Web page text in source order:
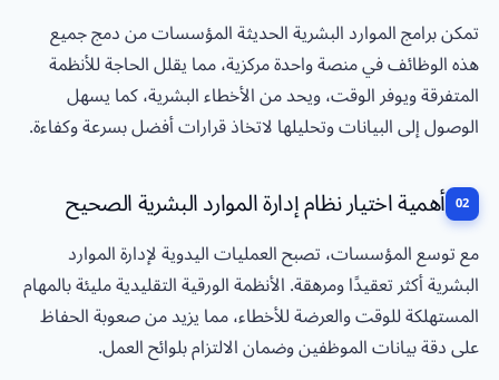
تمكن برامج الموارد البشرية الحديثة المؤسسات من دمج جميع
هذه الوظائف في منصة واحدة مركزية، مما يقلل الحاجة للأنظمة
المتفرقة ويوفر الوقت، ويحد من الأخطاء البشرية، كما يسهل
الوصول إلى البيانات وتحليلها لاتخاذ قرارات أفضل بسرعة وكفاءة.
أهمية اختيار نظام إدارة الموارد البشرية الصحيح
مع توسع المؤسسات، تصبح العمليات اليدوية لإدارة الموارد
البشرية أكثر تعقيدًا ومرهقة. الأنظمة الورقية التقليدية مليئة بالمهام
المستهلكة للوقت والعرضة للأخطاء، مما يزيد من صعوبة الحفاظ
على دقة بيانات الموظفين وضمان الالتزام بلوائح العمل.